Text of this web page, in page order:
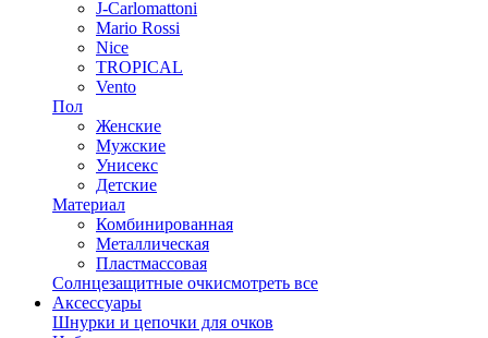
J-Carlomattoni
Mario Rossi
Nice
TROPICAL
Vento
Пол
Женские
Мужские
Унисекс
Детские
Материал
Комбинированная
Металлическая
Пластмассовая
Солнцезащитные очкисмотреть все
Аксессуары
Шнурки и цепочки для очков